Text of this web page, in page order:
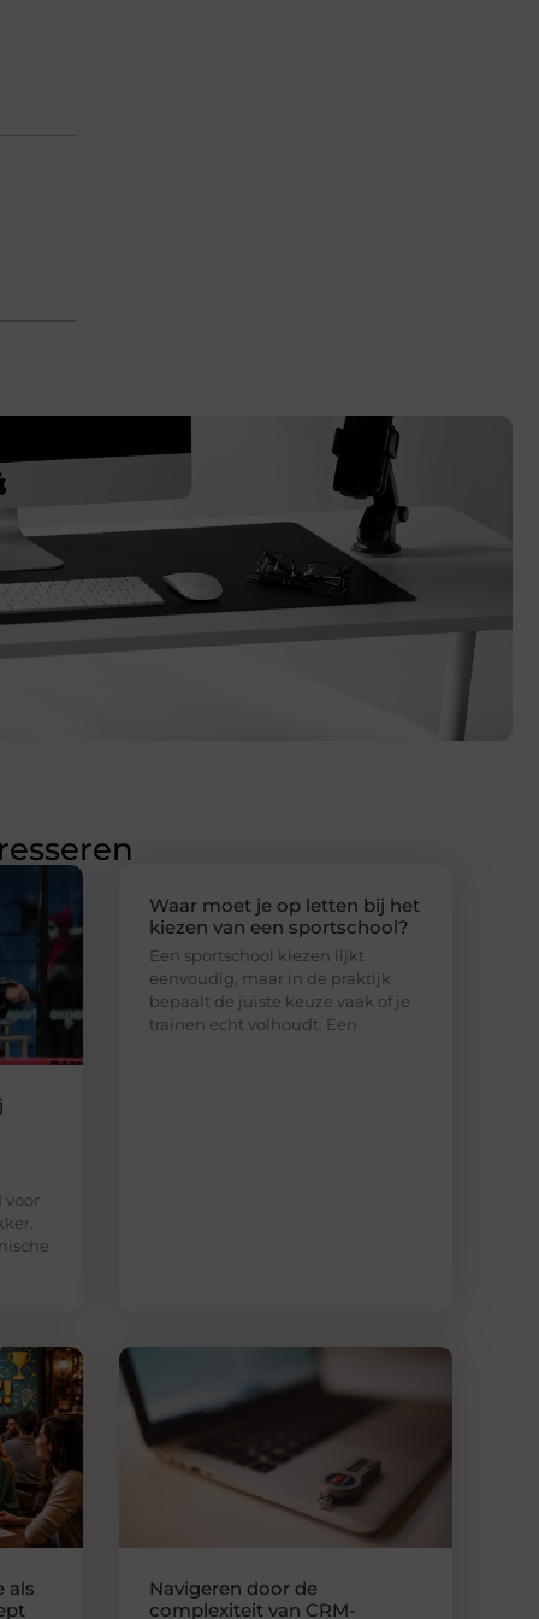
voor
Waar moet je op letten bij het
kiezen van een sportschool?
Een sportschool kiezen lijkt
eenvoudig, maar in de praktijk
bepaalt de juiste keuze vaak of je
trainen echt volhoudt. Een
als
Navigeren door de
complexiteit van CRM-